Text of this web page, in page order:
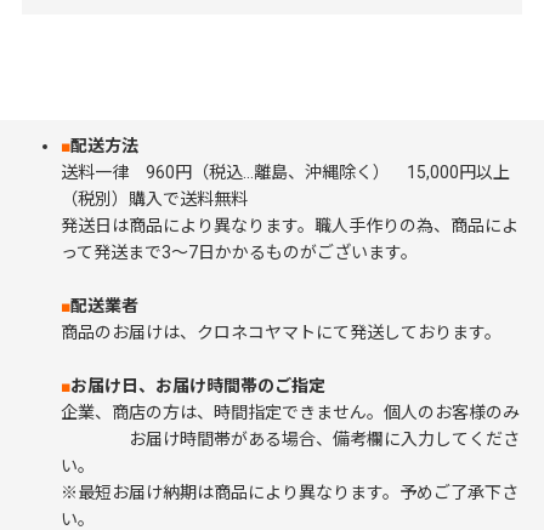
■配送方法
送料一律 960円（税込…離島、沖縄除く） 15,000円以上
（税別）購入で送料無料
発送日は商品により異なります。職人手作りの為、商品によ
って発送まで3～7日かかるものがございます。
■配送業者
商品のお届けは、クロネコヤマトにて発送しております。
■お届け日、お届け時間帯のご指定
企業、商店の方は、時間指定できません。個人のお客様のみ
お届け時間帯がある場合、備考欄に入力してくださ
い。
※最短お届け納期は商品により異なります。予めご了承下さ
い。